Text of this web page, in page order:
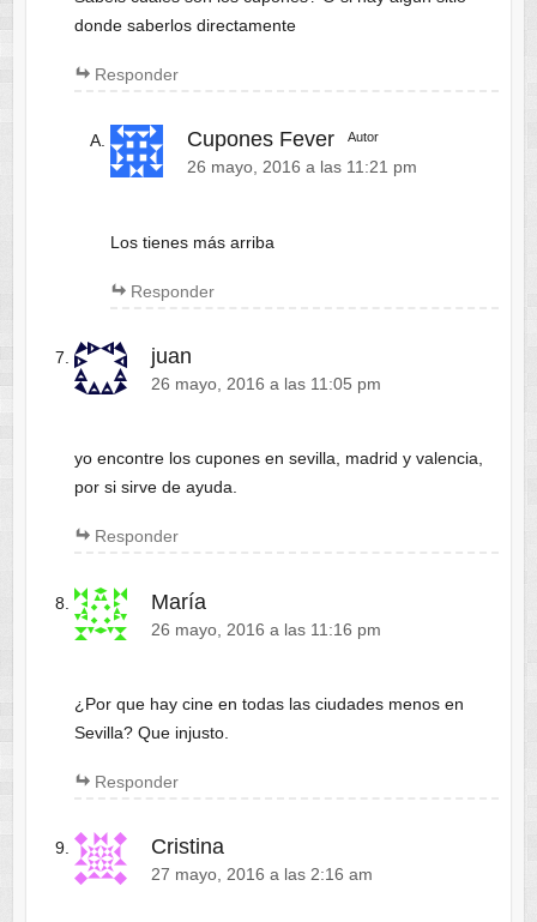
donde saberlos directamente
Responder
Cupones Fever Autor
26 mayo, 2016 a las 11:21 pm
Los tienes más arriba
Responder
juan
26 mayo, 2016 a las 11:05 pm
yo encontre los cupones en sevilla, madrid y valencia,
por si sirve de ayuda.
Responder
María
26 mayo, 2016 a las 11:16 pm
¿Por que hay cine en todas las ciudades menos en
Sevilla? Que injusto.
Responder
Cristina
27 mayo, 2016 a las 2:16 am